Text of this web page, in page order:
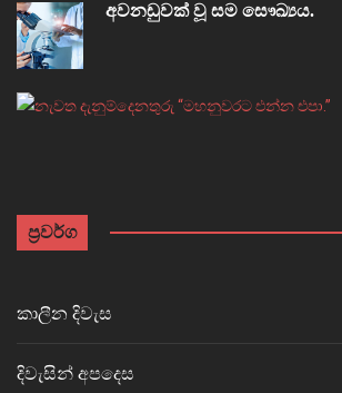
අවනඩුවක් වූ සම සෞඛ්‍යය.
ප්‍රවර්ග
කාලීන දිවැස
දිවැසින් අපදෙස